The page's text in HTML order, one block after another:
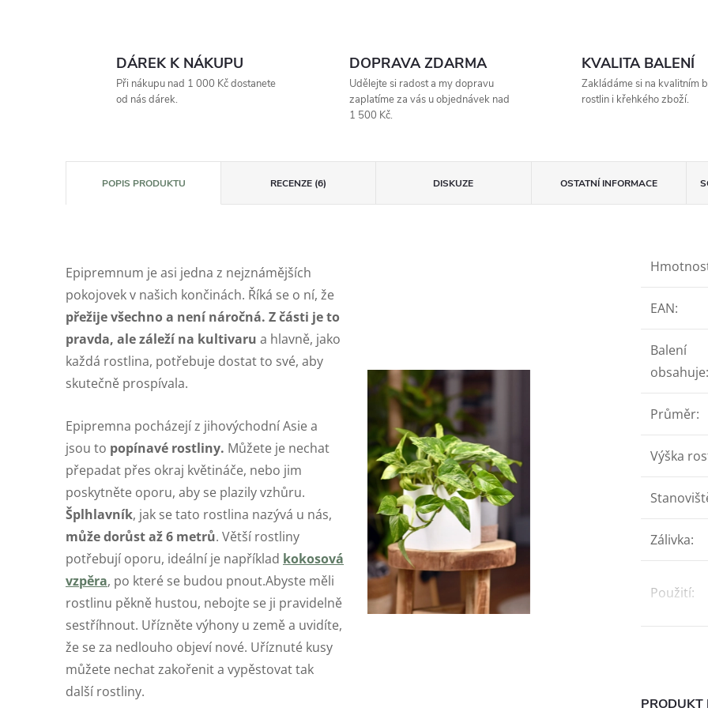
DÁREK K NÁKUPU
Při nákupu nad 1 000 Kč dostanete
od nás dárek.
DOPRAVA ZDARMA
Udělejte si radost a my dopravu
zaplatíme za vás u objednávek nad
1 500 Kč.
KVALITA BALENÍ
Zakládáme si na kvalitním
rostlin i křehkého zboží.
POPIS PRODUKTU RECENZE (6) DISKUZE OSTATNÍ INFORMACE
Epipremnum je asi jedna z nejznámějších
pokojovek v našich končinách. Říká se o ní, že
přežije všechno a není náročná. Z části je to
pravda, ale záleží na kultivaru a hlavně, jako
každá rostlina, potřebuje dostat to své, aby
skutečně prospívala.
Epipremna pocházejí z jihovýchodní Asie a
jsou to popínavé rostliny. Můžete je nechat
přepadat přes okraj květináče, nebo jim
poskytněte oporu, aby se plazily vzhůru.
Šplhlavník, jak se tato rostlina nazývá u nás,
může dorůst až 6 metrů. Větší rostliny
potřebují oporu, ideální je například kokosová
vzpěra, po které se budou pnout.Abyste měli
rostlinu pěkně hustou, nebojte se ji pravidelně
sestříhnout. Uřízněte výhony u země a uvidíte,
že se za nedlouho objeví nové. Uříznuté kusy
můžete nechat zakořenit a vypěstovat tak
další rostliny.
EAN:
Balení
obsahuje:
Průměr:
Výška
Zálivka:
Použití:
PRODUKT